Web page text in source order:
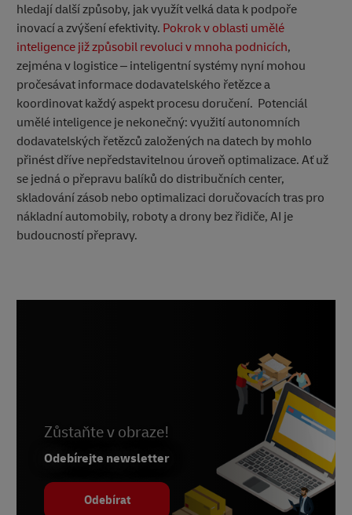
hledají další způsoby, jak využít velká data k podpoře
inovací a zvýšení efektivity. Pokrok v oblasti umělé
inteligence již způsobil revoluci v mnoha podnicích,
zejména v logistice – inteligentní systémy nyní mohou
pročesávat informace dodavatelského řetězce a
koordinovat každý aspekt procesu doručení. Potenciál
umělé inteligence je nekonečný: využití autonomních
dodavatelských řetězců založených na datech by mohlo
přinést dříve nepředstavitelnou úroveň optimalizace. Ať už
se jedná o přepravu balíků do distribučních center,
skladování zásob nebo optimalizaci doručovacích tras pro
nákladní automobily, roboty a drony bez řidiče, AI je
budoucností přepravy.
Zůstaňte v obraze!
Odebírejte newsletter
Odebírat